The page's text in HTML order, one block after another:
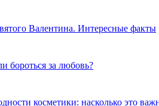
Валентина. Интересные факты
бороться за любовь?
косметики: насколько это